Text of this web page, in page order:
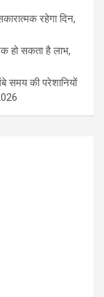
रहेगा दिन,
हो सकता है लाभ,
समय की परेशानियों